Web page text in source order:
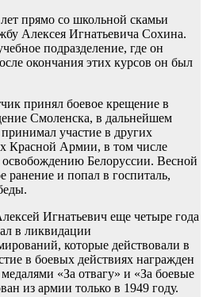
прямо со школьной скамьи
Алексея Игнатьевича Сохина.
подразделение, где он
окончания этих курсов он был
принял боевое крещение в
Смоленска, в дальнейшем
участие в других
Красной Армии, в том числе
Белоруссии. Весной
ранение и попал в госпиталь,
Игнатьевич еще четыре года
в ликвидации
которые действовали в
в боевых действиях награжден
«За отвагу» и «За боевые
из армии только в 1949 году.